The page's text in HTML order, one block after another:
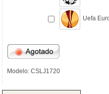
Uefa
Modelo: CSLJ1720